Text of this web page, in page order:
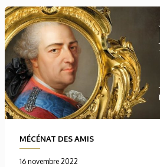
MÉCÉNAT DES AMIS
16 novembre 2022